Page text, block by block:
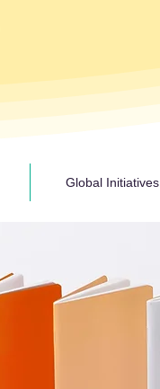
Global Initiatives